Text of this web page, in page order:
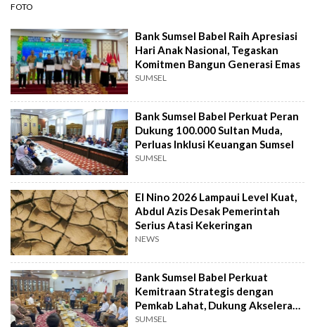
FOTO
Bank Sumsel Babel Raih Apresiasi
Hari Anak Nasional, Tegaskan
Komitmen Bangun Generasi Emas
SUMSEL
Bank Sumsel Babel Perkuat Peran
Dukung 100.000 Sultan Muda,
Perluas Inklusi Keuangan Sumsel
SUMSEL
El Nino 2026 Lampaui Level Kuat,
Abdul Azis Desak Pemerintah
Serius Atasi Kekeringan
NEWS
Bank Sumsel Babel Perkuat
Kemitraan Strategis dengan
Pemkab Lahat, Dukung Akselerasi
Ekonomi Daerah
SUMSEL